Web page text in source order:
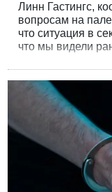
Линн Гастингс,
вопросам на
что ситуация в
что мы видели
ситуацию с